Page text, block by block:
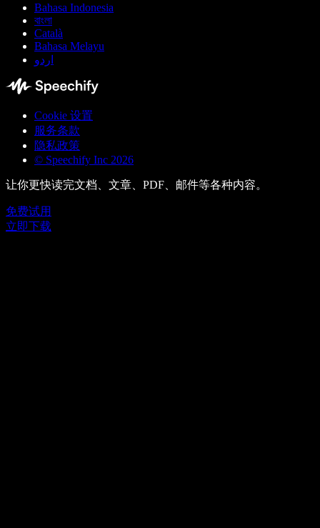
Bahasa Indonesia
বাংলা
Català
Bahasa Melayu
اردو
Cookie 设置
服务条款
隐私政策
© Speechify Inc 2026
让你更快读完文档、文章、PDF、邮件等各种内容。
免费试用
立即下载